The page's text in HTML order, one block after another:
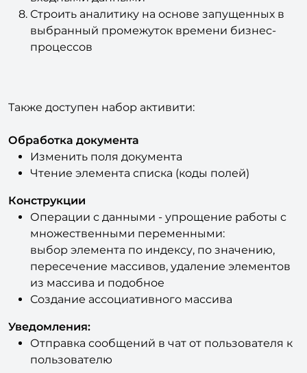
выбранный промежуток времени бизнес-
процессов
Обработка документа
Изменить поля документа
Чтение элемента списка (коды полей)
Конструкции
множественными переменными:
выбор элемента по индексу, по значению,
пересечение массивов, удаление элементов
из массива и подобное
Создание ассоциативного массива
Уведомления:
пользователю
CRM: